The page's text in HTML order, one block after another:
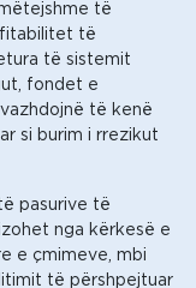
të
të
të sistemit
fondet e
të kenë
si burim i rrezikut
pasurive të
nga kërkesë e
e çmimeve, mbi
të përshpejtuar